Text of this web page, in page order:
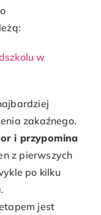
zakaźnego.
i przypomina
z pierwszych
po kilku
jest